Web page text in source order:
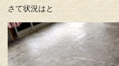
さて状況はと